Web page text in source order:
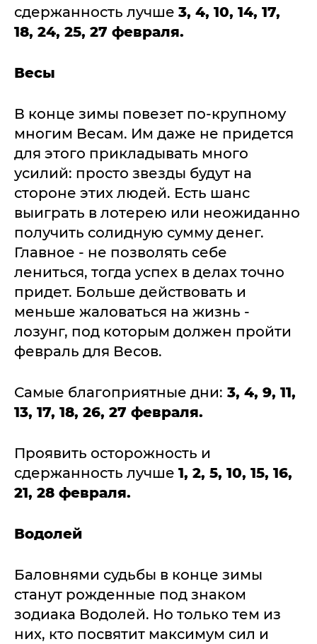
сдержанность лучше 3, 4, 10, 14, 17,
18, 24, 25, 27 февраля.
Весы
В конце зимы повезет по-крупному
многим Весам. Им даже не придется
для этого прикладывать много
усилий: просто звезды будут на
стороне этих людей. Есть шанс
выиграть в лотерею или неожиданно
получить солидную сумму денег.
Главное - не позволять себе
лениться, тогда успех в делах точно
придет. Больше действовать и
меньше жаловаться на жизнь -
лозунг, под которым должен пройти
февраль для Весов.
Самые благоприятные дни: 3, 4, 9, 11,
13, 17, 18, 26, 27 февраля.
Проявить осторожность и
сдержанность лучше 1, 2, 5, 10, 15, 16,
21, 28 февраля.
Водолей
Баловнями судьбы в конце зимы
станут рожденные под знаком
зодиака Водолей. Но только тем из
них, кто посвятит максимум сил и